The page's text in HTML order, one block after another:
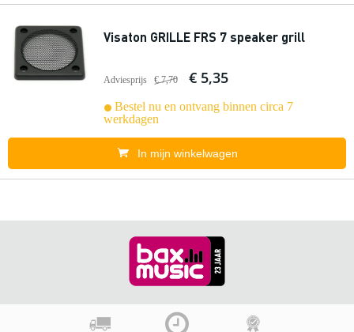
Visaton GRILLE FRS 7 speaker grill
Adviesprijs € 7,70 € 5,35
Bestel nu en ontvang binnen circa 7
werkdagen
In mijn winkelwagen